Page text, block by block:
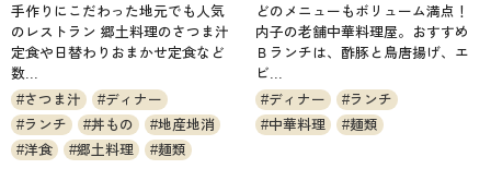
手作りにこだわった地元でも人気
のレストラン 郷土料理のさつま汁
定食や日替わりおまかせ定食など
数...
さつま汁
ディナー
ランチ
丼もの
地産地消
洋食
郷土料理 麺類
どのメニューもボリューム満点！
内子の老舗中華料理屋。おすすめ
Ｂランチは、酢豚と鳥唐揚げ、エ
ビ...
ディナー
ランチ
中華料理
麺類